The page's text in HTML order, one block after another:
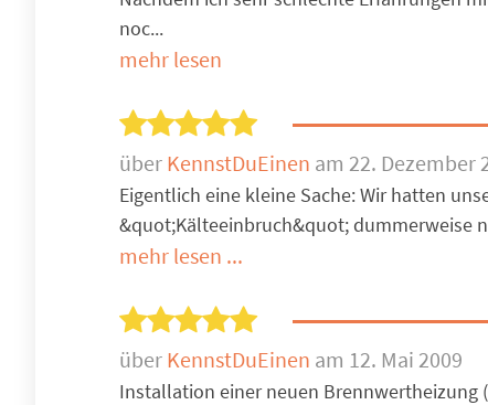
noc...
mehr lesen
über KennstDuEinen am 22. Dezember
Eigentlich eine kleine Sache: Wir hatten
&quot;Kälteeinbruch&quot; dummerweise
mehr lesen ...
über KennstDuEinen am 12. Mai 2009
Installation einer neuen Brennwertheizung